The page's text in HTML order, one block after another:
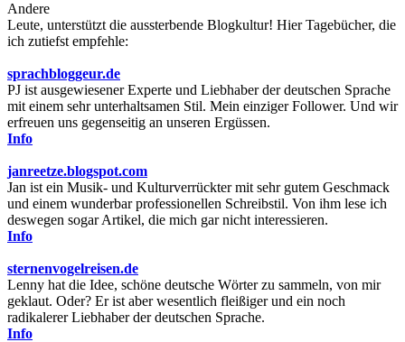
Andere
Leute, unterstützt die aussterbende Blogkultur! Hier Tagebücher, die
ich zutiefst empfehle:
sprachbloggeur.de
PJ ist ausgewiesener Experte und Liebhaber der deutschen Sprache
mit einem sehr unterhaltsamen Stil. Mein einziger Follower. Und wir
erfreuen uns gegenseitig an unseren Ergüssen.
Info
janreetze.blogspot.com
Jan ist ein Musik- und Kulturverrückter mit sehr gutem Geschmack
und einem wunderbar professionellen Schreibstil. Von ihm lese ich
deswegen sogar Artikel, die mich gar nicht interessieren.
Info
sternenvogelreisen.de
Lenny hat die Idee, schöne deutsche Wörter zu sammeln, von mir
geklaut. Oder? Er ist aber wesentlich fleißiger und ein noch
radikalerer Liebhaber der deutschen Sprache.
Info